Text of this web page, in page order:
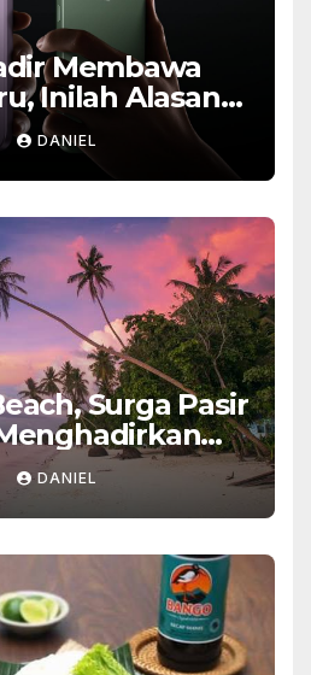
Membawa
Inilah Alasan
Menantikan
Ini
DANIEL
Surga Pasir
dan Pesona
DANIEL